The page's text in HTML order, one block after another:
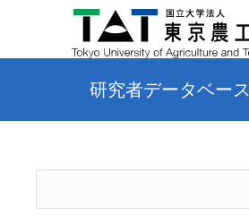
研究者データベース